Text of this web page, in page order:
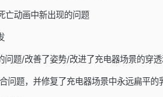
亡动画中新出现的问题
问题/改善了姿势/改进了充电器场景的穿
问题，并修复了充电器场景中永远扁平的